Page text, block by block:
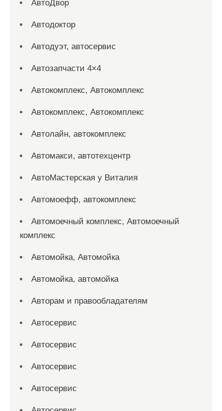
АвтоДвор
Автодоктор
Автодуэт, автосервис
Автозапчасти 4×4
Автокомплекс, Автокомплекс
Автокомплекс, Автокомплекс
Автолайн, автокомплекс
Автомакси, автотехцентр
АвтоМастерская у Виталия
Автомоефф, автокомплекс
Автомоечный комплекс, Автомоечный
комплекс
Автомойка, Автомойка
Автомойка, автомойка
Авторам и правообладателям
Автосервис
Автосервис
Автосервис
Автосервис